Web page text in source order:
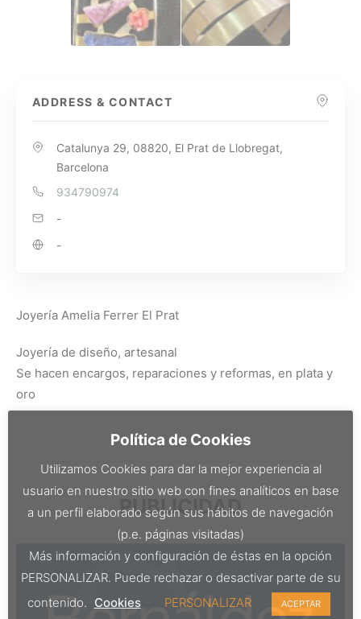
ADDRESS & CONTACT
Catalunya 29, 08820, El Prat de Llobregat,
Barcelona
934790974
-
-
Joyería Amelia Ferrer El Prat
Joyería de diseño, artesanal
Se hacen encargos, reparaciones y reformas, en plata y
oro
PUBLICIDAD
Política de Cookies
Utilizamos Cookies para dar la mejor experiencia al
usuario en nuestro sitio web con fines analíticos en base
a un perfil elaborado según sus hábitos de navegación
(p.e. páginas visitadas)
Más información y configuración de éstas en la opción
PERSONALIZAR. Puede rechazar o desactivar parte de su
contenido. Cookies PERSONALIZAR ACEPTAR